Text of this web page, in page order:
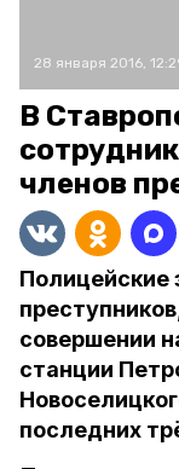
28 января 2016,
В
членов
Полицейские
совершении
станции
последних